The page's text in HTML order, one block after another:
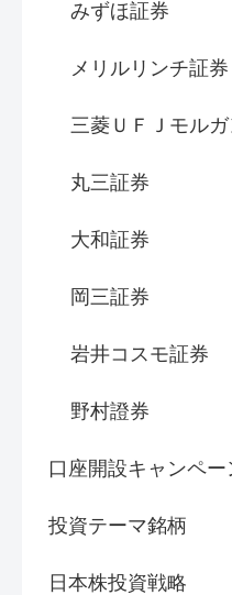
みずほ証券
メリルリンチ証券
三菱ＵＦＪモル
丸三証券
大和証券
岡三証券
岩井コスモ証券
野村證券
口座開設キャンペー
投資テーマ銘柄
日本株投資戦略